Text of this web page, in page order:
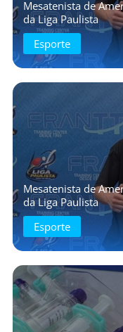
Mesatenista de
da Liga Paulista
Esporte
Mesatenista de
da Liga Paulista
Esporte